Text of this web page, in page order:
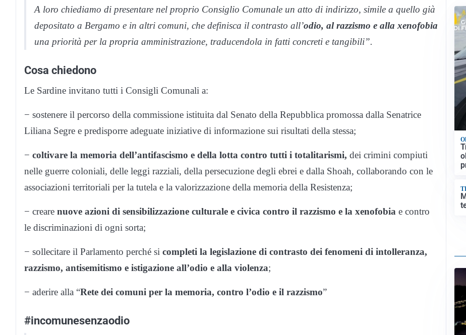
A loro chiediamo di presentare nel proprio Consiglio Comunale un atto di indirizzo, simile a quello già
depositato a Bergamo e in altri comuni, che definisca il contrasto all’odio, al razzismo e alla xenofobia
una priorità per la propria amministrazione, traducendola in fatti concreti e tangibili”.
Cosa chiedono
Le Sardine invitano tutti i Consigli Comunali a:
− sostenere il percorso della commissione istituita dal Senato della Repubblica promossa dalla Senatrice
Liliana Segre e predisporre adeguate iniziative di informazione sui risultati della stessa;
− coltivare la memoria dell’antifascismo e della lotta contro tutti i totalitarismi, dei crimini compiuti
nelle guerre coloniali, delle leggi razziali, della persecuzione degli ebrei e dalla Shoah, collaborando con le
associazioni territoriali per la tutela e la valorizzazione della memoria della Resistenza;
− creare nuove azioni di sensibilizzazione culturale e civica contro il razzismo e la xenofobia e contro
le discriminazioni di ogni sorta;
− sollecitare il Parlamento perché si completi la legislazione di contrasto dei fenomeni di intolleranza,
razzismo, antisemitismo e istigazione all’odio e alla violenza;
− aderire alla “Rete dei comuni per la memoria, contro l’odio e il razzismo”
#incomunesenzaodio